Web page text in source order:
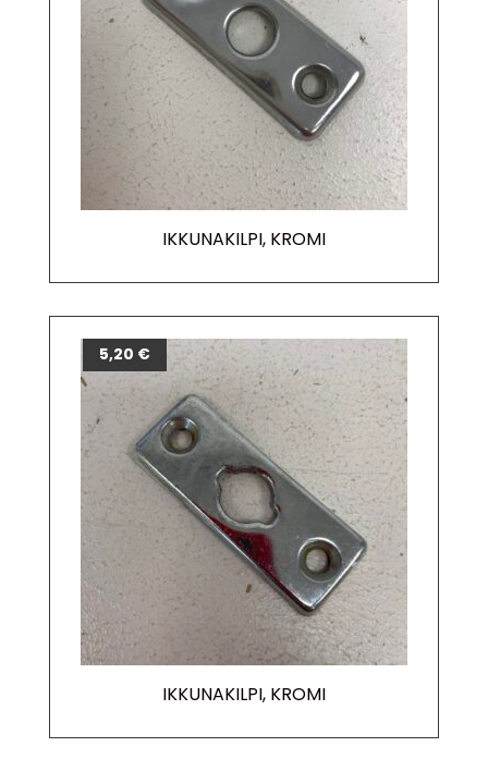
IKKUNAKILPI, KROMI
IKKUNAKILPI, KROMI
5,20 €